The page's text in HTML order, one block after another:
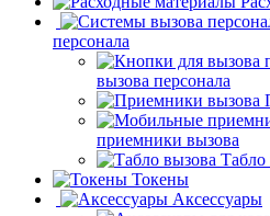
персонала
вызова персонала
приемники вызова
Табло
Токены
Аксессуары